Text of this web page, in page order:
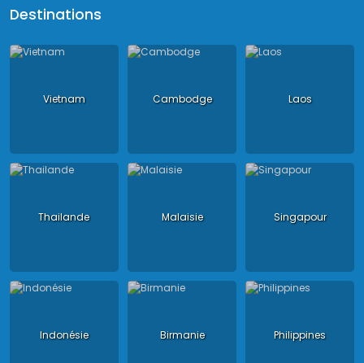
Destinations
Vietnam Cambodge Laos
Thailande Malaisie Singapour
Indonésie Birmanie Philippines